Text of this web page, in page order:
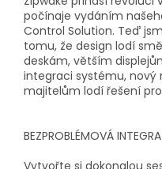
počínaje vydáním
Control Solution. Teď
tomu, že design lodí
deskám, větším
integraci systému, nový
majitelům lodí řešení
BEZPROBLÉMOVÁ